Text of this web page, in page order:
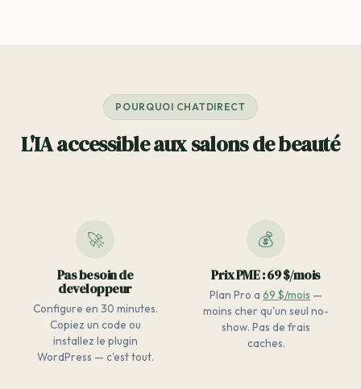
POURQUOI CHATDIRECT
L'IA accessible aux salons de beauté
🚀
Pas besoin de
developpeur
Configure en 30 minutes.
Copiez un code ou
installez le plugin
WordPress — c'est tout.
💰
Prix PME : 69 $/mois
Plan Pro a 69 $/mois —
moins cher qu'un seul no-
show. Pas de frais
caches.